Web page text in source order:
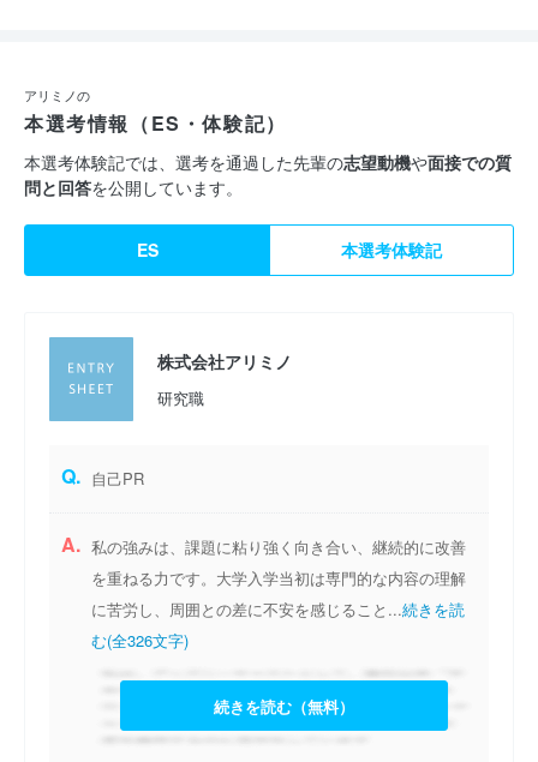
アリミノの
本選考情報（ES・体験記）
本選考体験記では、選考を通過した先輩の志望動機や面接での質
問と回答を公開しています。
ES 本選考体験記
株式会社アリミノ
研究職
Q. 自己PR
A. 私の強みは、課題に粘り強く向き合い、継続的に改善
を重ねる力です。大学入学当初は専門的な内容の理解
に苦労し、周囲との差に不安を感じること...続きを読
む(全326文字)
続きを読む（無料）